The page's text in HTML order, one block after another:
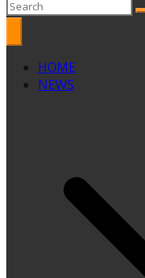
HOME
NEWS